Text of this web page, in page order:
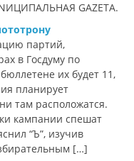
GAZЕТА.
партий,
в Госдуму по
их будет 11,
планирует
там расположатся.
кампании спешат
“Ъ”, изучив
[…]